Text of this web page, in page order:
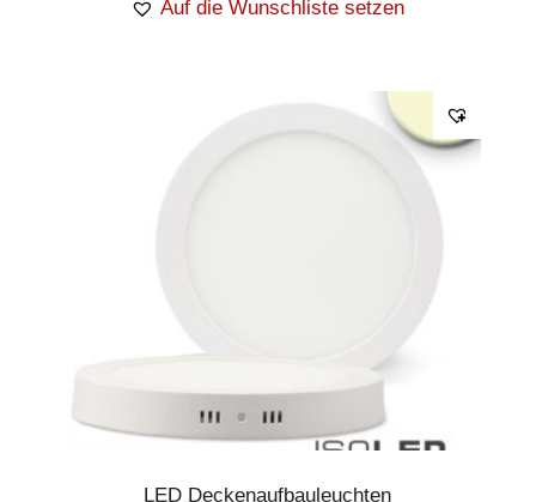
Auf die Wunschliste setzen
LED Deckenaufbauleuchten